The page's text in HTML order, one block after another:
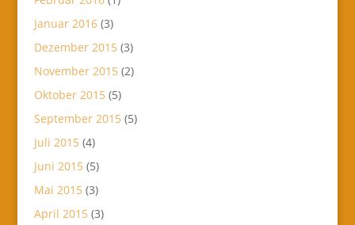
Januar 2016(3)
Dezember 2015 (3)
November 2015 (2)
Oktober 2015 (5)
September 2015 (5)
Juli 2015 (4)
Juni 2015 (5)
Mai 2015 (3)
April 2015 (3)